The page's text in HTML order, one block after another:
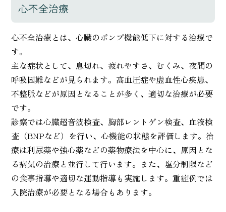
心不全治療
心不全治療とは、心臓のポンプ機能低下に対する治療で
す。
主な症状として、息切れ、疲れやすさ、むくみ、夜間の
呼吸困難などが見られます。高血圧症や虚血性心疾患、
不整脈などが原因となることが多く、適切な治療が必要
です。
診察では心臓超音波検査、胸部レントゲン検査、血液検
査（BNPなど）を行い、心機能の状態を評価します。治
療は利尿薬や強心薬などの薬物療法を中心に、原因とな
る病気の治療と並行して行います。また、塩分制限など
の食事指導や適切な運動指導も実施します。重症例では
入院治療が必要となる場合もあります。